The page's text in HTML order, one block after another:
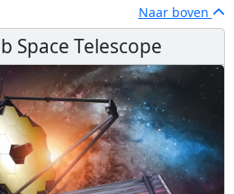
Naar boven
Space Telescope